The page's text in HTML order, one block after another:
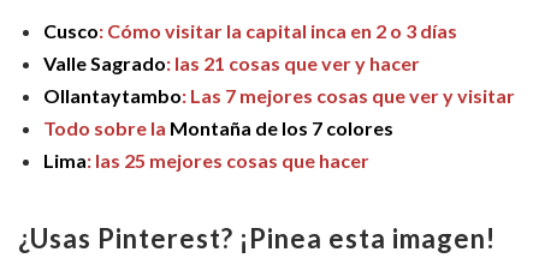
Cusco: Cómo visitar la capital inca en 2 o 3 días
Valle Sagrado: las 21 cosas que ver y hacer
Ollantaytambo: Las 7 mejores cosas que ver y visitar
Todo sobre la Montaña de los 7 colores
Lima: las 25 mejores cosas que hacer
¿Usas Pinterest? ¡Pinea esta imagen!